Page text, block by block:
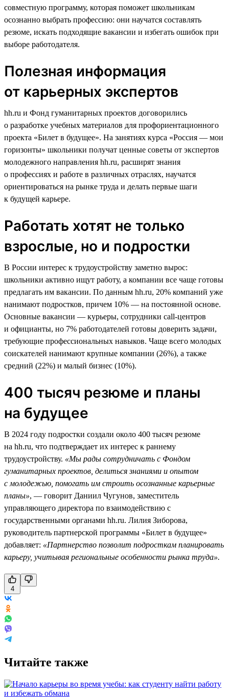
совместную программу, которая поможет школьникам
осознанно выбрать профессию: они научатся составлять
резюме, искать подходящие вакансии и избегать ошибок при
выборе работодателя.
Полезная информация
от карьерных экспертов
hh.ru и Фонд гуманитарных проектов договорились
о разработке учебных материалов для профориентационного
проекта «Билет в будущее». На занятиях курса «Россия — мои
горизонты» школьники получат ценные советы от экспертов
молодежного направления hh.ru, расширят знания
о профессиях и работе в различных отраслях, научатся
ориентироваться на рынке труда и делать первые шаги
к будущей карьере.
Работать хотят не только
взрослые, но и подростки
В России интерес к трудоустройству заметно вырос:
школьники активно ищут работу, а компании все чаще готовы
предлагать им вакансии. По данным hh.ru, 20% компаний уже
нанимают подростков, причем 10% — на постоянной основе.
Основные вакансии — курьеры, сотрудники call-центров
и официанты, но 7% работодателей готовы доверить задачи,
требующие профессиональных навыков. Чаще всего молодых
соискателей нанимают крупные компании (26%), а также
средний (22%) и малый бизнес (10%).
400 тысяч резюме и планы
на будущее
В 2024 году подростки создали около 400 тысяч резюме
на hh.ru, что подтверждает их интерес к раннему
трудоустройству. «Мы рады сотрудничать с Фондом
гуманитарных проектов, делиться знаниями и опытом
с молодежью, помогать им строить осознанные карьерные
планы», — говорит Даниил Чугунов, заместитель
управляющего директора по взаимодействию с
государственными органами hh.ru. Лилия Зиборова,
руководитель партнерской программы «Билет в будущее»
добавляет: «Партнерство позволит подросткам планировать
карьеру, учитывая региональные особенности рынка труда».
4
Читайте также